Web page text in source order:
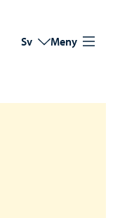
Byt språk
Nuvarande språk:
Sv Meny